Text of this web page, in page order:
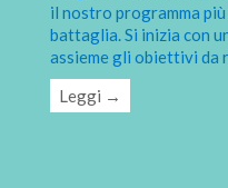
il nostro programma
battaglia. Si inizia con
assieme gli obiettivi da
Leggi →